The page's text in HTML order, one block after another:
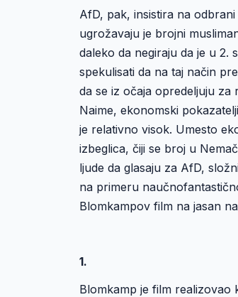
AfD, pak, insistira na
ugrožavaju je brojni
daleko da negiraju da je u 2.
spekulisati da na taj način
da se iz očaja opredeljuju
Naime, ekonomski
je relativno visok. Umesto
izbeglica, čiji se broj u
ljude da glasaju za AfD,
na primeru
Blomkampov film na jasan
1.
Blomkamp je film realizovao